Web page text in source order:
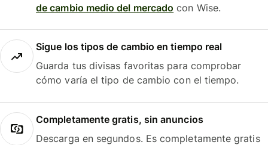
de cambio medio del mercado con Wise.
Sigue los tipos de cambio en tiempo real
Guarda tus divisas favoritas para comprobar
cómo varía el tipo de cambio con el tiempo.
Completamente gratis, sin anuncios
Descarga en segundos. Es completamente gratis